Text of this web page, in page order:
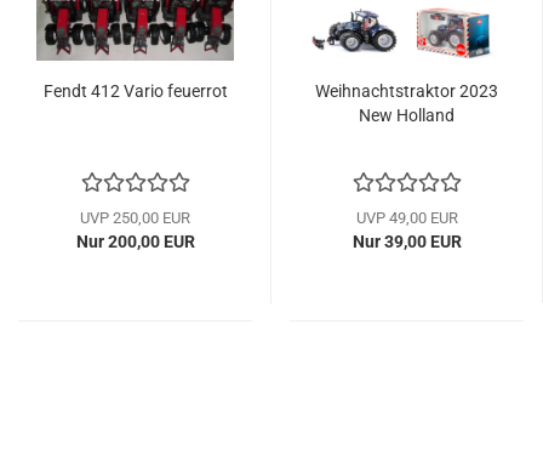
Fendt 412 Vario feuerrot
UVP 250,00 EUR
Nur 200,00 EUR
Weihnachtstraktor 2023
New Holland
UVP 49,00 EUR
Nur 39,00 EUR